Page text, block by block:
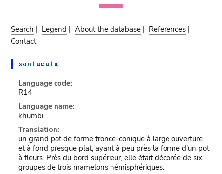
Search | Legend |About the database | References |
Contact
Language code:
R14
Language name:
khumbi
Translation:
un grand pot de forme tronce-conique à large ouverture
et à fond presque plat, ayant à peu près la forme d'un pot
à fleurs. Près du bord supérieur, elle était décorée de six
groupes de trois mamelons hémisphériques.